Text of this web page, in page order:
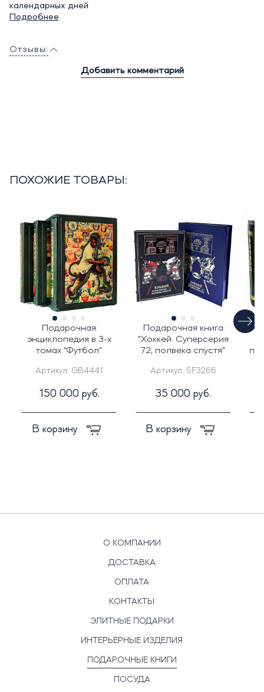
календарных дней
Подробнее
Отзывы:
Добавить комментарий
ПОХОЖИЕ ТОВАРЫ:
Подарочная
энциклопедия в 3-х
томах "Футбол"
Артикул: GB4441
150 000 руб.
В корзину
Подарочная книга
"Хоккей. Суперсерия
72, полвека спустя"
Артикул: SF3266
35 000 руб.
В корзину
О КОМПАНИИ
ДОСТАВКА
ОПЛАТА
КОНТАКТЫ
ЭЛИТНЫЕ ПОДАРКИ
ИНТЕРЬЕРНЫЕ ИЗДЕЛИЯ
ПОДАРОЧНЫЕ КНИГИ
ПОСУДА